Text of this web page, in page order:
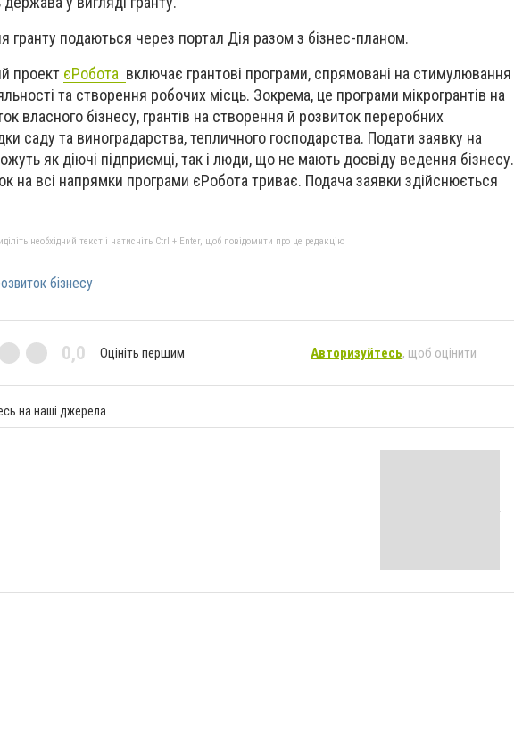
гранту подаються через портал Дія разом з бізнес-планом.
проект єРобота включає грантові програми, спрямовані на стимулювання
та створення робочих місць. Зокрема, це програми мікрогрантів на
власного бізнесу, грантів на створення й розвиток переробних
саду та виноградарства, тепличного господарства. Подати заявку на
як діючі підприємці, так і люди, що не мають досвіду ведення бізнесу.
на всі напрямки програми єРобота триває. Подача заявки здійснюється
необхідний текст і натисніть Ctrl + Enter, щоб повідомити про це редакцію
бізнесу
0,0 Оцініть першим Авторизуйтесь, щоб оцінити
на наші джерела